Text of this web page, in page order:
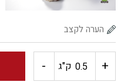
בריא"
+ כמות ק"ג -